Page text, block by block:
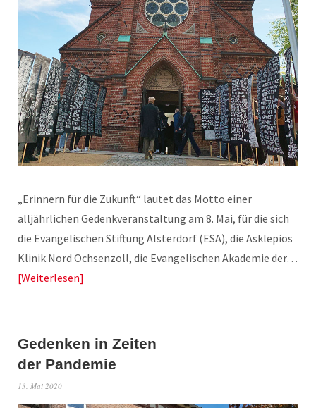
„Erinnern für die Zukunft“ lautet das Motto einer
alljährlichen Gedenkveranstaltung am 8. Mai, für die sich
die Evangelischen Stiftung Alsterdorf (ESA), die Asklepios
Klinik Nord Ochsenzoll, die Evangelischen Akademie der…
Weiterlesen
Gedenken in Zeiten
der Pandemie
13. Mai 2020